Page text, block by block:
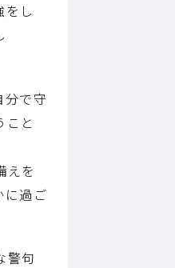
し
で守
と
えを
に過ご
警句